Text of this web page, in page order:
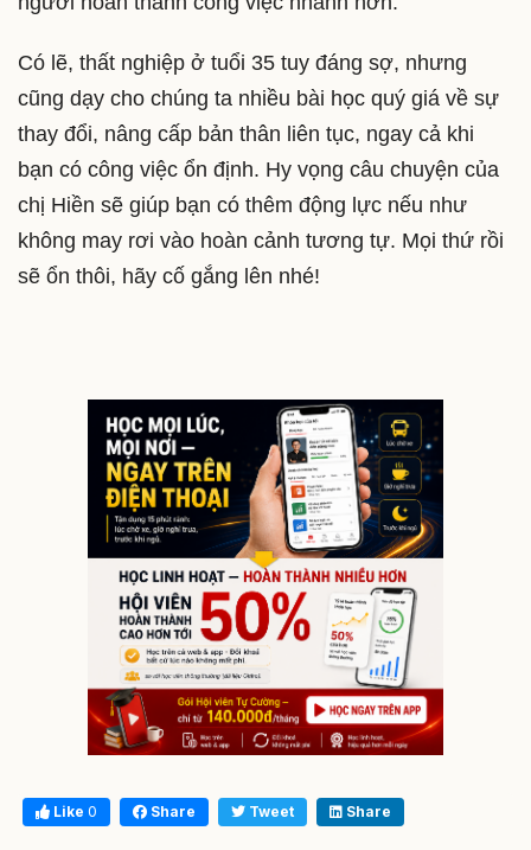
Có lẽ, thất nghiệp ở tuổi 35 tuy đáng sợ, nhưng
cũng dạy cho chúng ta nhiều bài học quý giá về sự
thay đổi, nâng cấp bản thân liên tục, ngay cả khi
bạn có công việc ổn định. Hy vọng câu chuyện của
chị Hiền sẽ giúp bạn có thêm động lực nếu như
không may rơi vào hoàn cảnh tương tự. Mọi thứ rồi
sẽ ổn thôi, hãy cố gắng lên nhé!
Like 0 Share Tweet Share